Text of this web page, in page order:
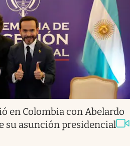
en Colombia con Abelardo
su asunción presidencial